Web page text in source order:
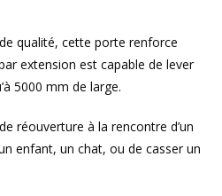
qualité, cette porte renforce
extension est capable de lever
5000 mm de large.
réouverture à la rencontre d’un
enfant, un chat, ou de casser un